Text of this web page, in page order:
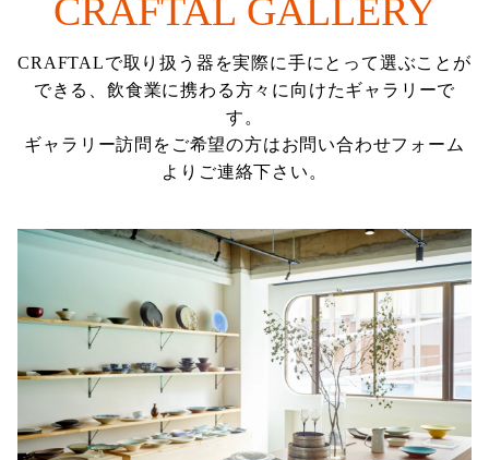
CRAFTAL GALLERY
CRAFTALで取り扱う器を実際に手にとって選ぶことが
できる、飲食業に携わる方々に向けたギャラリーで
す。
ギャラリー訪問をご希望の方はお問い合わせフォーム
よりご連絡下さい。